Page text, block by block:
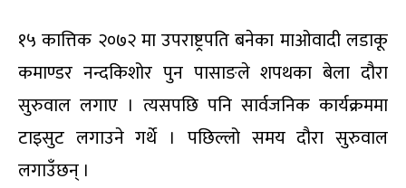
१५ कात्तिक २०७२ मा उपराष्ट्रपति बनेका माओवादी लडाकू
कमाण्डर नन्दकिशोर पुन पासाङले शपथका बेला दौरा
सुरुवाल लगाए । त्यसपछि पनि सार्वजनिक कार्यक्रममा
टाइसुट लगाउने गर्थे । पछिल्लो समय दौरा सुरुवाल
लगाउँछन् ।